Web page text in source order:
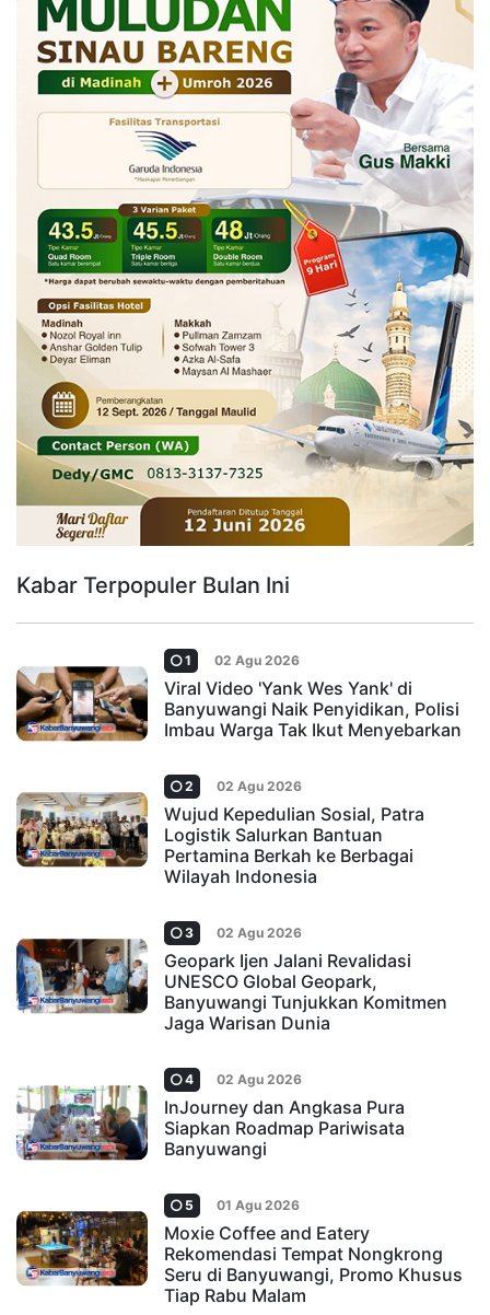
Kabar Terpopuler Bulan Ini
1 02 Agu 2026
Viral Video 'Yank Wes Yank' di
Banyuwangi Naik Penyidikan, Polisi
Imbau Warga Tak Ikut Menyebarkan
2 02 Agu 2026
Wujud Kepedulian Sosial, Patra
Logistik Salurkan Bantuan
Pertamina Berkah ke Berbagai
Wilayah Indonesia
3 02 Agu 2026
Geopark Ijen Jalani Revalidasi
UNESCO Global Geopark,
Banyuwangi Tunjukkan Komitmen
Jaga Warisan Dunia
4 02 Agu 2026
InJourney dan Angkasa Pura
Siapkan Roadmap Pariwisata
Banyuwangi
5 01 Agu 2026
Moxie Coffee and Eatery
Rekomendasi Tempat Nongkrong
Seru di Banyuwangi, Promo Khusus
Tiap Rabu Malam